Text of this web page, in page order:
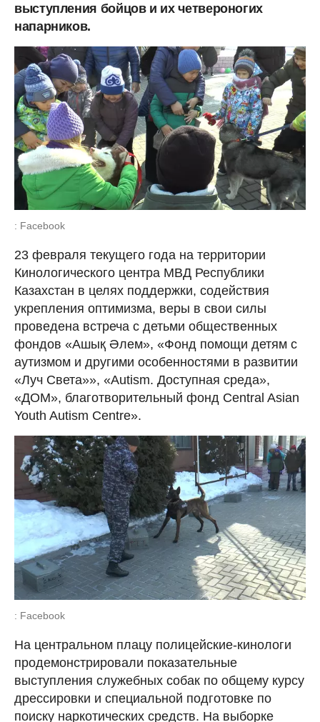
выступления бойцов и их четвероногих
напарников.
: Facebook
23 февраля текущего года на территории
Кинологического центра МВД Республики
Казахстан в целях поддержки, содействия
укрепления оптимизма, веры в свои силы
проведена встреча с детьми общественных
фондов «Ашық Әлем», «Фонд помощи детям с
аутизмом и другими особенностями в развитии
«Луч Света»», «Autism. Доступная среда»,
«ДОМ», благотворительный фонд Central Asian
Youth Autism Centre».
: Facebook
На центральном плацу полицейские-кинологи
продемонстрировали показательные
выступления служебных собак по общему курсу
дрессировки и специальной подготовке по
поиску наркотических средств. На выборке